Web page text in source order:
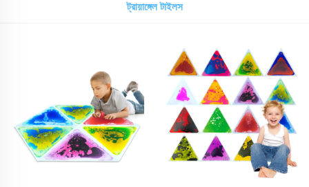
ট্রায়াঙ্গেল টাইলস